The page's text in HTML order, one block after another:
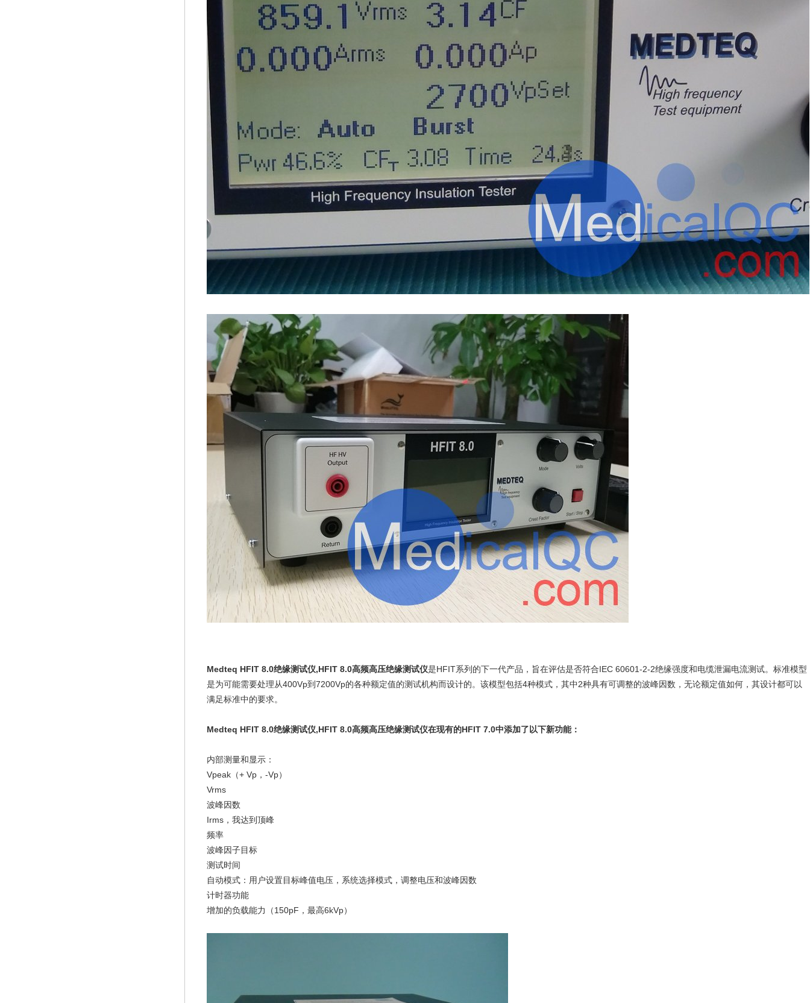
Medteq HFIT 8.0绝缘测试仪,HFIT 8.0高频高压绝缘测试仪是HFIT系列的下一代产品，旨在评估是否符合IEC 60601-2-2绝缘强度和电缆泄漏电流测试。标准模型
是为可能需要处理从400Vp到7200Vp的各种额定值的测试机构而设计的。该模型包括4种模式，其中2种具有可调整的波峰因数，无论额定值如何，其设计都可以
满足标准中的要求。
Medteq HFIT 8.0绝缘测试仪,HFIT 8.0高频高压绝缘测试仪在现有的HFIT 7.0中添加了以下新功能：
内部测量和显示：
Vpeak（+ Vp，-Vp）
Vrms
波峰因数
Irms，我达到顶峰
频率
波峰因子目标
测试时间
自动模式：用户设置目标峰值电压，系统选择模式，调整电压和波峰因数
计时器功能
增加的负载能力（150pF，最高6kVp）